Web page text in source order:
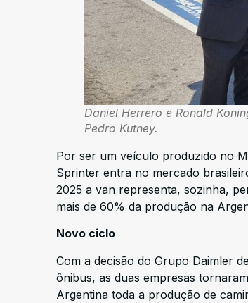
Daniel Herrero e Ronald
Pedro Kutney.
Por ser um veículo produzido no
Sprinter entra no mercado
2025 a van representa, sozinha,
mais de 60% da produção na
Novo ciclo
Com a decisão do Grupo Daimler
ônibus, as duas empresas
Argentina toda a produção de